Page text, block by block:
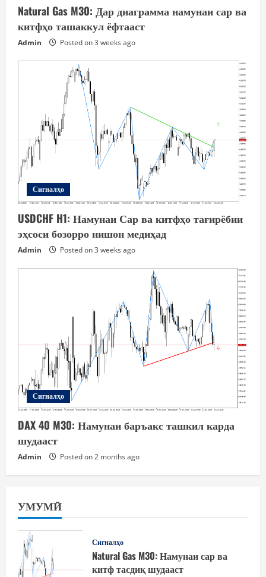
Natural Gas M30: Дар диаграмма намунаи сар ва
китфҳо ташаккул ёфтааст
Admin Posted on 3 weeks ago
Сигналҳо
USDCHF H1: Намунаи Сар ва китфҳо тағирёбии
эҳсоси бозорро нишон медиҳад
Admin Posted on 3 weeks ago
Сигналҳо
DAX 40 M30: Намунаи баръакс ташкил карда
шудааст
Admin Posted on 2 months ago
УМУМӢ
Сигналҳо
Natural Gas M30: Намунаи сар ва
китф тасдиқ шудааст